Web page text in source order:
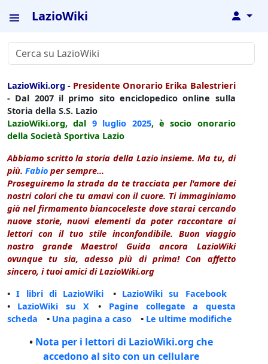
LazioWiki ↓
LazioWiki.org - Presidente Onorario Erika Balestrieri
- Dal 2007 il primo sito enciclopedico online sulla
Storia della S.S. Lazio
LazioWiki.org, dal 9 luglio 2025, è socio onorario
della Società Sportiva Lazio
Abbiamo scritto la storia della Lazio insieme. Ma tu, di
più. Fabio per sempre...
Proseguiremo la strada da te tracciata per l'amore dei
nostri colori che tu amavi con il cuore. Ti immaginiamo
già nel firmamento biancoceleste dove starai cercando
nuove storie, nuovi elementi da poter raccontare ai
lettori con il tuo stile inconfondibile. Buon viaggio
nostro grande Maestro! Guida ancora LazioWiki
ovunque tu sia, adesso più di prima! Con affetto
sincero, i tuoi amici di LazioWiki.org
•I libri di LazioWiki • LazioWiki su Facebook
• LazioWiki su X • Pagine collegate a questa
scheda • Una pagina a caso • Le ultime modifiche
• Nota per i lettori di LazioWiki.org che
accedono al sito con un cellulare